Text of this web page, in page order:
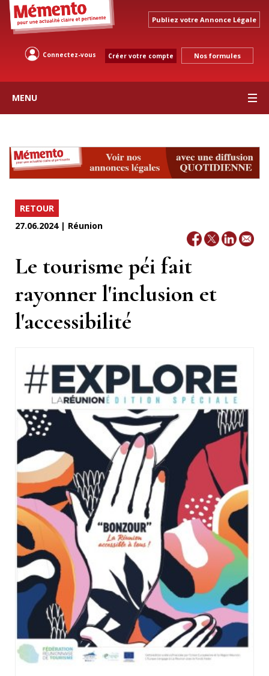
Publiez votre Annonce Légale
Connectez-vous Créer votre compte Nos formules
MENU
RETOUR
27.06.2024 | Réunion
Le tourisme péi fait
rayonner l'inclusion et
l'accessibilité